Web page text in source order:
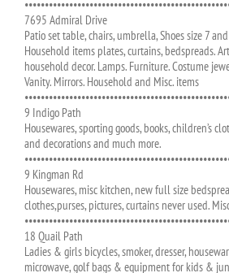
7695 Admiral Drive
Patio set table, chairs, umbrella, Shoes size 7
Household items plates, curtains, bedspreads.
household decor. Lamps. Furniture. Costume
Vanity. Mirrors. Household and Misc. items
9 Indigo Path
Housewares, sporting goods, books, children’s
and decorations and much more.
9 Kingman Rd
Housewares, misc kitchen, new full size
clothes,purses, pictures, curtains never used.
18 Quail Path
Ladies & girls bicycles, smoker, dresser,
microwave, golf bags & equipment for kids &